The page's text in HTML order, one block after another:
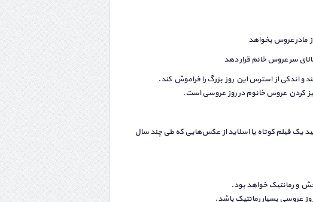
مادر عروس بخواهد
سر عروس خانم قرار دهد
اندکی از استرس این روز بزرگ را فراموش کند.
کردن عروس خانوم در روز عروسی است.
یک فیلم کوتاه یا اسلاید از عکس‌هایی که طی چند سال
و رمانتیک خواهد بود.
عروسی بسیار رمانتیک باشد.